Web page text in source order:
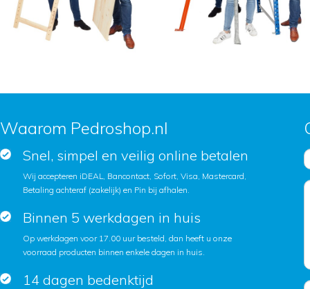
Waarom Pedroshop.nl
Snel, simpel en veilig online betalen
Wij accepteren iDEAL, Bancontact, Sofort, Visa, Mastercard,
Betaling achteraf (zakelijk) en Pin bij afhalen.
Binnen 5 werkdagen in huis
Op werkdagen voor 17.00 uur besteld, dan heeft u onze
voorraad producten binnen enkele dagen in huis.
14 dagen bedenktijd